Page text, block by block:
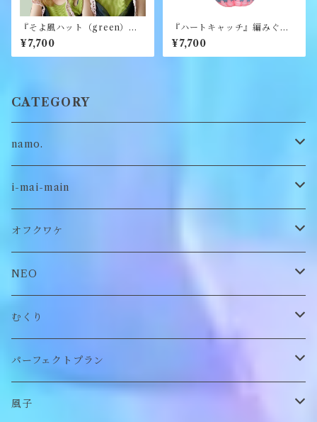
『そよ風ハット（green）』
《merry yarn》
¥7,700
『ハートキャッチ』編みぐる
み《むくり》
¥7,700
CATEGORY
namo.
古着
オリジナル
i-mai-main
ビスチェ
付け襟
帽子
スヌード
チョーカー/ネックレス
オフクワケ
トップス
アウター
付け襟
bag/巾着
NEO
財布
ポーチ
bag/巾着
むくり
リング
ピアス/イヤリング
パーフェクトプラン
ワンピース
風子